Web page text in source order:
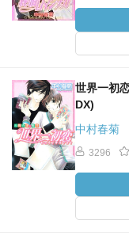
世界一初
DX)
中村春菊
3296